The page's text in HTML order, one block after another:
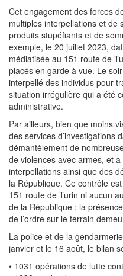
Cet engagement des forces
multiples interpellations et de
produits stupéfiants et de
exemple, le 20 juillet 2023,
médiatisée au 151 route de
placés en garde à vue. Le
interpellé des individus pour
situation irrégulière qui a été
administrative.
Par ailleurs, bien que moins
des services d’investigations
démantèlement de
de violences avec armes, et
interpellations ainsi que des
la République. Ce contrôle
151 route de Turin ni aucun
de la République : la
de l’ordre sur le terrain
La police et de la
janvier et le 16 août, le bilan
• 1031 opérations de lutte